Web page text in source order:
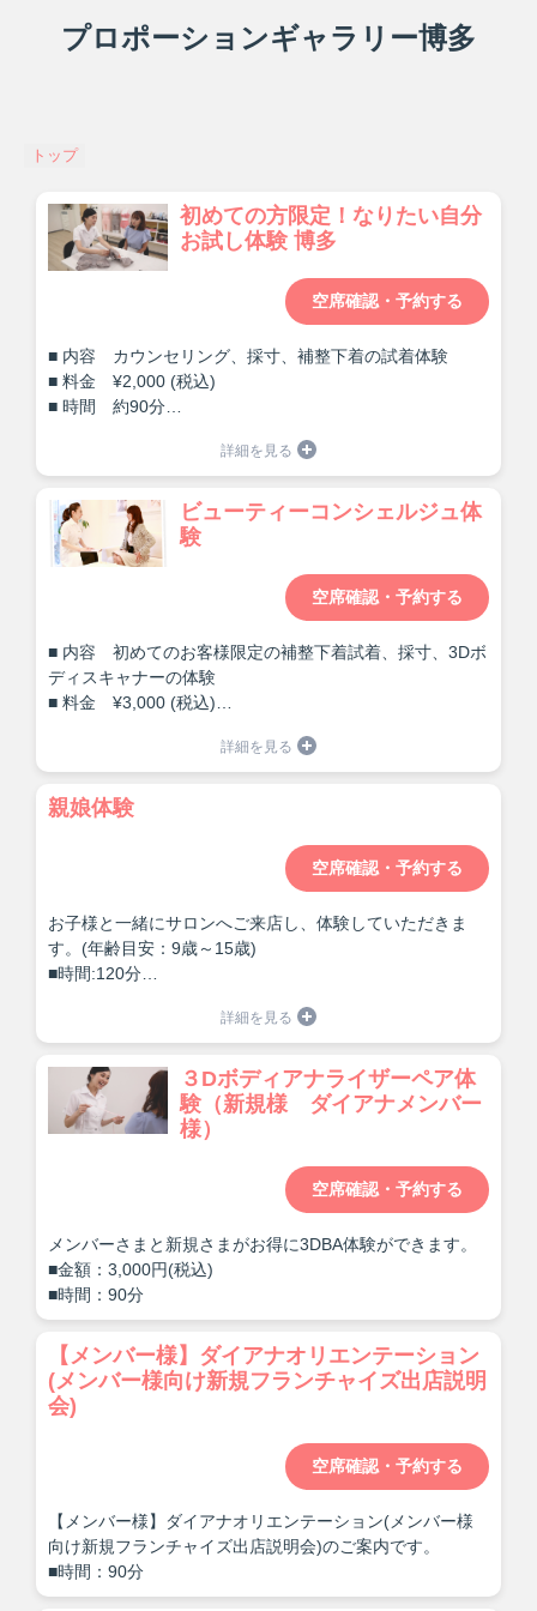
プロポーションギャラリー博多
トップ
初めての方限定！なりたい自分
お試し体験 博多
空席確認・予約する
■ 内容 カウンセリング、採寸、補整下着の試着体験
■ 料金 ¥2,000 (税込)
■ 時間 約90分
ビューティーコンシェルジュ体
験
空席確認・予約する
■ 内容 初めてのお客様限定の補整下着試着、採寸、3Dボ
ディスキャナーの体験
■ 料金 ¥3,000 (税込)
親娘体験
空席確認・予約する
お子様と一緒にサロンへご来店し、体験していただきま
す。(年齢目安：9歳～15歳)
■時間:120分
■親御様は1,650円体験料金をいただきます。
３Dボディアナライザーペア体
験（新規様 ダイアナメンバー
様）
空席確認・予約する
メンバーさまと新規さまがお得に3DBA体験ができます。
■金額：3,000円(税込)
■時間：90分
【メンバー様】ダイアナオリエンテーション
(メンバー様向け新規フランチャイズ出店説明
会)
空席確認・予約する
【メンバー様】ダイアナオリエンテーション(メンバー様
向け新規フランチャイズ出店説明会)のご案内です。
■時間：90分